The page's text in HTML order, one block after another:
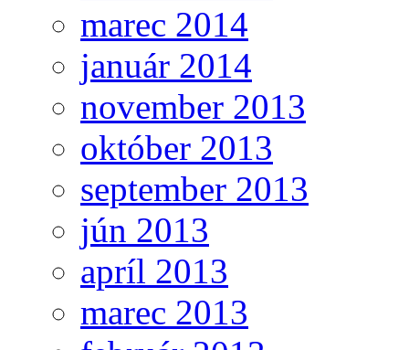
marec 2014
január 2014
november 2013
október 2013
september 2013
jún 2013
apríl 2013
marec 2013